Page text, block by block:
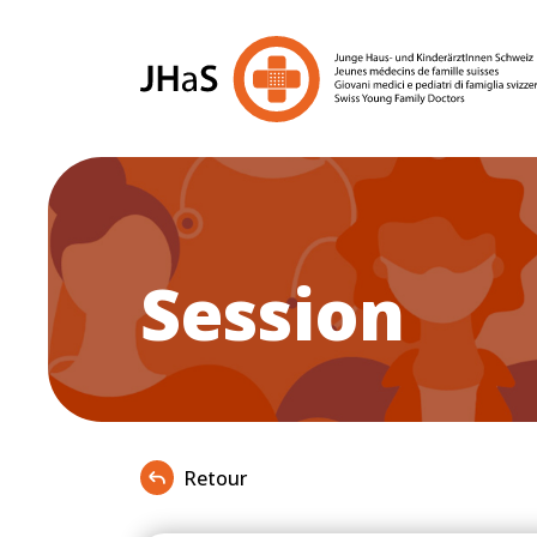
Session
Retour